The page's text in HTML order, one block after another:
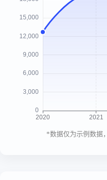
*数据仅为示例数据，